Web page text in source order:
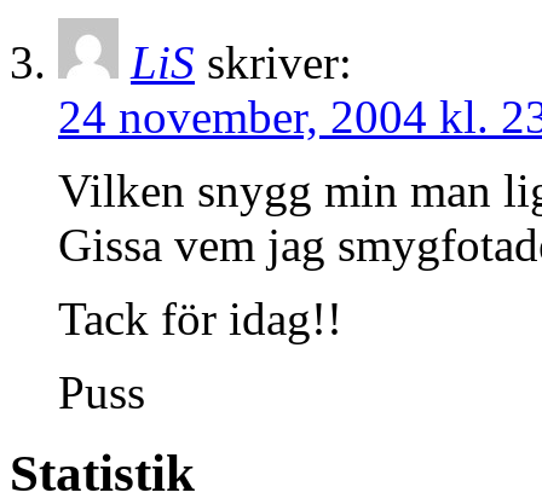
LiS skriver:
24 november, 2004 kl.
Vilken snygg min man
Gissa vem jag
Tack för idag!!
Puss
Statistik